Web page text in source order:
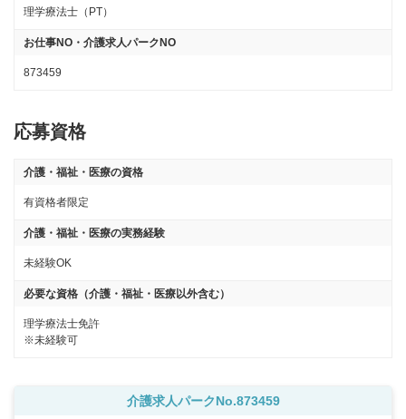
理学療法士（PT）
お仕事NO・介護求人パークNO
873459
応募資格
介護・福祉・医療の資格
有資格者限定
介護・福祉・医療の実務経験
未経験OK
必要な資格（介護・福祉・医療以外含む）
理学療法士免許
※未経験可
介護求人パークNo.873459